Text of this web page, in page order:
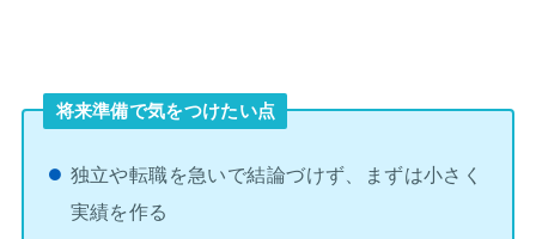
将来準備で気をつけたい点
独立や転職を急いで結論づけず、まずは小さく
実績を作る